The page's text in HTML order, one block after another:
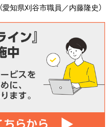
（愛知県刈谷市職員／内藤隆史）